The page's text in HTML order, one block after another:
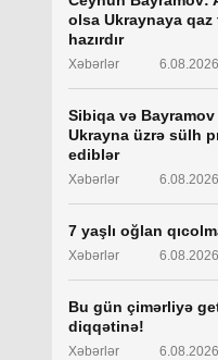
olsa Ukraynaya
hazırdır
Xəbərlər 6.08.2026
Sibiqa və Bayramov
Ukrayna üzrə sülh
ediblər
Xəbərlər 6.08.2026
7 yaşlı oğlan
Xəbərlər 6.08.2026
Bu gün çimərliyə
diqqətinə!
Xəbərlər 6.08.2026